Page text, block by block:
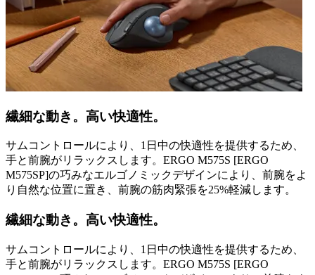
繊細な動き。高い快適性。
サムコントロールにより、1日中の快適性を提供するため、
手と前腕がリラックスします。ERGO M575S [ERGO
M575SP]の巧みなエルゴノミックデザインにより、前腕をよ
り自然な位置に置き、前腕の筋肉緊張を25%軽減します。
繊細な動き。高い快適性。
サムコントロールにより、1日中の快適性を提供するため、
手と前腕がリラックスします。ERGO M575S [ERGO